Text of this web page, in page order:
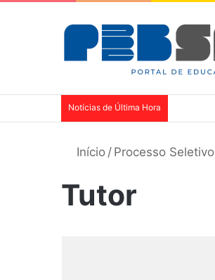
Notícias de Última Hora
Início / Processo Seletivo
Tutor